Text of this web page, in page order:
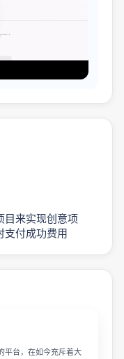
目来实现创意项
支付成功费用
平台，在如今充斥着大